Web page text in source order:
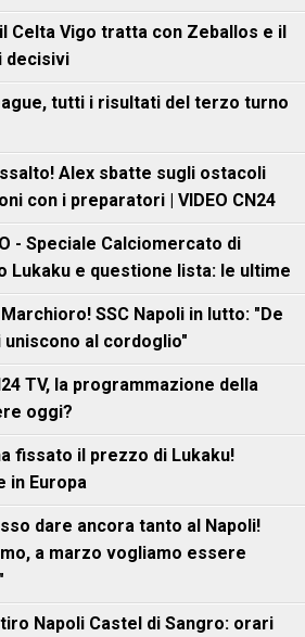
il Celta Vigo tratta con Zeballos e il
decisivi
tutti i risultati del terzo turno
Alex sbatte sugli ostacoli
con i preparatori | VIDEO CN24
- Speciale Calciomercato di
Lukaku e questione lista: le ultime
SSC Napoli in lutto: "De
al cordoglio"
TV, la programmazione della
oggi?
fissato il prezzo di Lukaku!
in Europa
dare ancora tanto al Napoli!
a marzo vogliamo essere
Napoli Castel di Sangro: orari